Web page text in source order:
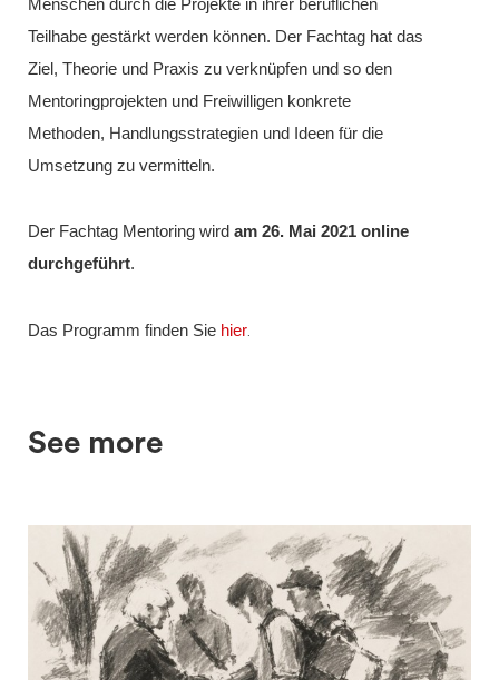
Menschen durch die Projekte in ihrer beruflichen
Teilhabe gestärkt werden können. Der Fachtag hat das
Ziel, Theorie und Praxis zu verknüpfen und so den
Mentoringprojekten und Freiwilligen konkrete
Methoden, Handlungsstrategien und Ideen für die
Umsetzung zu vermitteln.
Der Fachtag Mentoring wird am 26. Mai 2021 online
durchgeführt.
Das Programm finden Sie hier.
See more